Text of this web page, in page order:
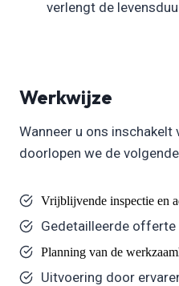
verlengt de
Werkwijze
Wanneer u ons
doorlopen we de
Vrijblijvende inspectie en
Gedetailleerde offerte
Planning van de
Uitvoering door